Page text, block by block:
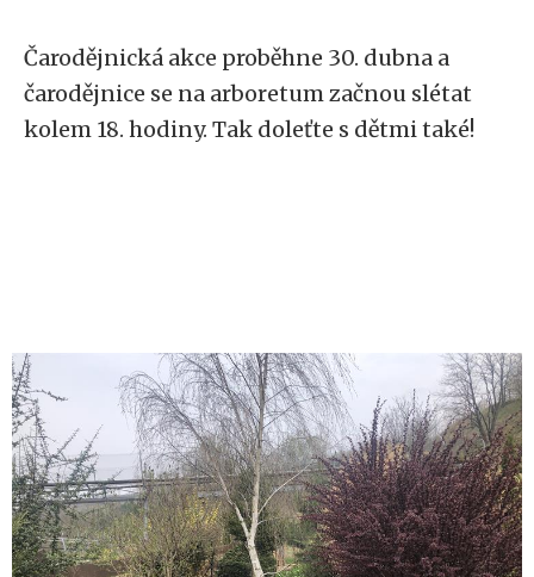
Čarodějnická akce proběhne 30. dubna a
čarodějnice se na arboretum začnou slétat
kolem 18. hodiny. Tak doleťte s dětmi také!